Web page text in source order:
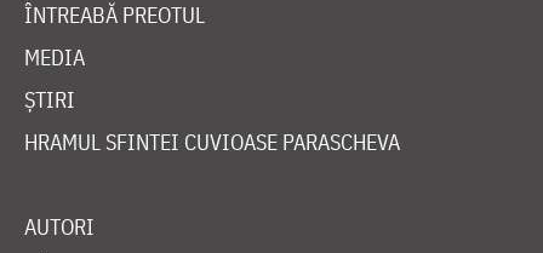
ÎNTREABĂ PREOTUL
MEDIA
ȘTIRI
HRAMUL SFINTEI CUVIOASE PARASCHEVA
AUTORI